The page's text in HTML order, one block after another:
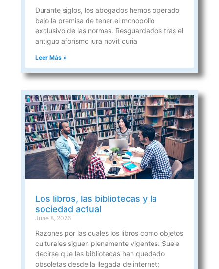
Durante siglos, los abogados hemos operado
bajo la premisa de tener el monopolio
exclusivo de las normas. Resguardados tras el
antiguo aforismo iura novit curia
Leer Más »
Los libros, las bibliotecas y la
sociedad actual
June 8, 2026
Razones por las cuales los libros como objetos
culturales siguen plenamente vigentes. Suele
decirse que las bibliotecas han quedado
obsoletas desde la llegada de internet;